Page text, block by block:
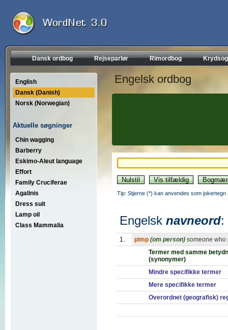
Dansk ordbog Rejseparlør Rimordbog
English
Dansk (Danish)
Norsk (Norwegian)
Aktuelle søgninger
Chin wagging
Barberry
Eskimo-Aleut language
Effort
Family Cruciferae
Agalinis
Dress suit
Lamp oil
Class Mammalia
Engelsk ordbog
Tip: Stjerne (*) kan anvendes som
Engelsk navneord:
1. pimp (om person) someone who
Termer med samme
(synonymer)
Mindre specifikke termer
Mere specifikke termer
Overordnet (geografisk)